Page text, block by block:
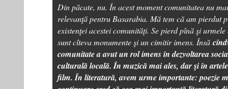
Din păcate, nu. În acest moment comunitatea nu
relevanţă pentru Basarabia. Mă tem că am pierdut
existenţei acestei comunităţi. Se pierd pînă şi
sunt cîteva monumente şi un cimitir imens. Însă
comunitate a avut un rol imens în dezvoltarea
culturală locală. În muzică mai ales, dar şi în
film. În literatură, avem urme importante: poezie